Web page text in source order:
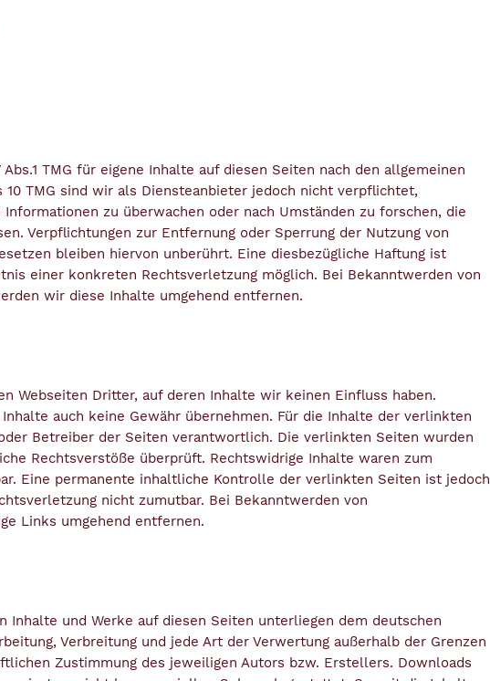
TMG für eigene Inhalte auf diesen Seiten nach den allgemeinen
TMG sind wir als Diensteanbieter jedoch nicht verpflichtet,
zu überwachen oder nach Umständen zu forschen, die
Verpflichtungen zur Entfernung oder Sperrung der Nutzung von
bleiben hiervon unberührt. Eine diesbezügliche Haftung ist
einer konkreten Rechtsverletzung möglich. Bei Bekanntwerden von
wir diese Inhalte umgehend entfernen.
Webseiten Dritter, auf deren Inhalte wir keinen Einfluss haben.
auch keine Gewähr übernehmen. Für die Inhalte der verlinkten
Betreiber der Seiten verantwortlich. Die verlinkten Seiten wurden
Rechtsverstöße überprüft. Rechtswidrige Inhalte waren zum
Eine permanente inhaltliche Kontrolle der verlinkten Seiten ist jedoch
nicht zumutbar. Bei Bekanntwerden von
Links umgehend entfernen.
und Werke auf diesen Seiten unterliegen dem deutschen
Verbreitung und jede Art der Verwertung außerhalb der Grenzen
Zustimmung des jeweiligen Autors bzw. Erstellers. Downloads